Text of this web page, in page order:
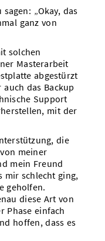
„Okay, das
ganz von
solchen
Masterarbeit
abgestürzt
das Backup
Support
mit der
die
meiner
mein Freund
mir schlecht ging,
geholfen.
diese Art von
Phase einfach
hoffen, dass es